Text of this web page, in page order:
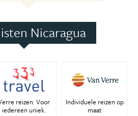
Nicaragua
reizen. Voor
iedereen uniek.
Individuele reizen op
maat